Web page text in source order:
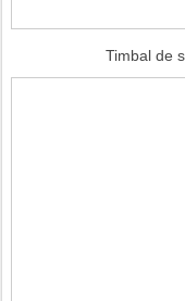
Timbal de